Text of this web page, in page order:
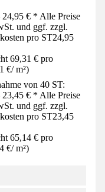
€ * Alle Preise
und ggf. zzgl.
pro ST24,95
69,31 € pro
€/ m²)
von 40 ST:
€ * Alle Preise
und ggf. zzgl.
pro ST23,45
65,14 € pro
€/ m²)